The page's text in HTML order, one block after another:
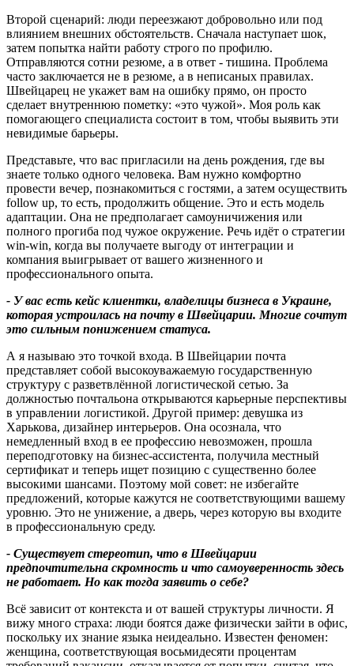
Второй сценарий: люди переезжают добровольно или под
влиянием внешних обстоятельств. Сначала наступает шок,
затем попытка найти работу строго по профилю.
Отправляются сотни резюме, а в ответ - тишина. Проблема
часто заключается не в резюме, а в неписаных правилах.
Швейцарец не укажет вам на ошибку прямо, он просто
сделает внутреннюю пометку: «это чужой». Моя роль как
помогающего специалиста состоит в том, чтобы выявить эти
невидимые барьеры.
Представьте, что вас пригласили на день рождения, где вы
знаете только одного человека. Вам нужно комфортно
провести вечер, познакомиться с гостями, а затем осуществить
follow up, то есть, продолжить общение. Это и есть модель
адаптации. Она не предполагает самоуничижения или
полного прогиба под чужое окружение. Речь идёт о стратегии
win-win, когда вы получаете выгоду от интеграции и
компания выигрывает от вашего жизненного и
профессионального опыта.
- У вас есть кейс клиентки, владелицы бизнеса в Украине,
которая устроилась на почту в Швейцарии. Многие сочтут
это сильным понижением статуса.
А я называю это точкой входа. В Швейцарии почта
представляет собой высокоуважаемую государственную
структуру с разветвлённой логистической сетью. За
должностью почтальона открываются карьерные перспективы
в управлении логистикой. Другой пример: девушка из
Харькова, дизайнер интерьеров. Она осознала, что
немедленный вход в ее профессию невозможен, прошла
переподготовку на бизнес-ассистента, получила местный
сертификат и теперь ищет позицию с существенно более
высокими шансами. Поэтому мой совет: не избегайте
предложений, которые кажутся не соответствующими вашему
уровню. Это не унижение, а дверь, через которую вы входите
в профессиональную среду.
- Существует стереотип, что в Швейцарии
предпочтительна скромность и что самоуверенность здесь
не работает. Но как тогда заявить о себе?
Всё зависит от контекста и от вашей структуры личности. Я
вижу много страха: люди боятся даже физически зайти в офис,
поскольку их знание языка неидеально. Известен феномен:
женщина, соответствующая восьмидесяти процентам